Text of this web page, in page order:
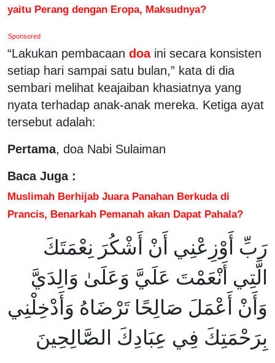
yaitu Perang dengan Eropa, Maksudnya?
Sponsored
“Lakukan pembacaan doa ini secara konsisten
setiap hari sampai satu bulan,” kata di dia
sembari melihat keajaiban khasiatnya yang
nyata terhadap anak-anak mereka. Ketiga ayat
tersebut adalah:
Pertama, doa Nabi Sulaiman
Baca Juga :
Muslimah Berhijab Juara Panahan Berkuda di
Prancis, Benarkah Pemanah akan Dapat Pahala?
رَبِّ أَوْزِعْنِي أَنْ أَشْكُرَ نِعْمَتَكَ
الَّتِي أَنْعَمْتَ عَلَيَّ وَعَلَىٰ وَالِدَيَّ
وَأَنْ أَعْمَلَ صَالِحًا تَرْضَاهُ وَأَدْخِلْنِي
بِرَحْمَتِكَ فِي عِبَادِكَ الصَّالِحِينَ